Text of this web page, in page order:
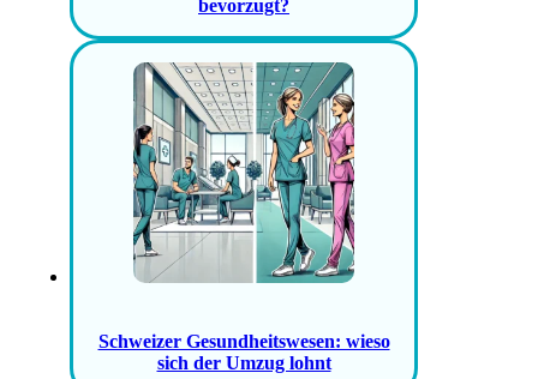
bevorzugt?
Schweizer Gesundheitswesen: wieso
sich der Umzug lohnt